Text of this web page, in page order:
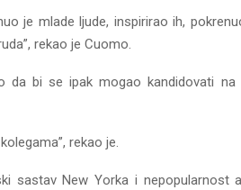
je mlade ljude, inspirirao ih,
rekao je Cuomo.
bi se ipak mogao kandidovati na
rekao je.
sastav New Yorka i nepopularnost